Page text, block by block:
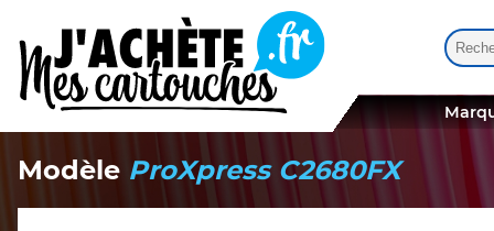
Modèle ProXpress C2680FX